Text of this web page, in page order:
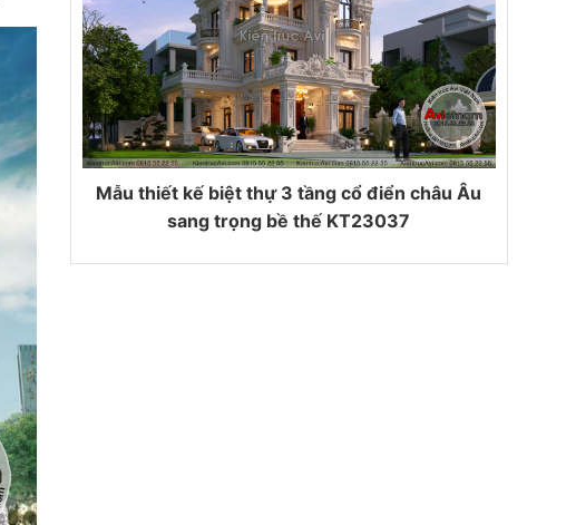
Mẫu thiết kế biệt thự 3 tầng cổ điển châu Âu
sang trọng bề thế KT23037